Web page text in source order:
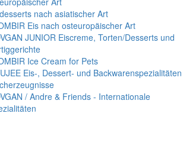
nach asiatischer Art
Eis nach osteuropäischer Art
JUNIOR Eiscreme, Torten/Desserts und
Ice Cream for Pets
Eis-, Dessert- und Backwarenspezialitäten
/ Andre & Friends - Internationale